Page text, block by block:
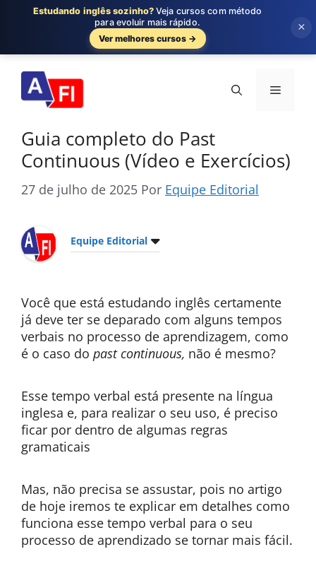
para
conteúdo
Menu
Guia completo do Past
Continuous (Vídeo e Exercícios)
27 de julho de 2025 Por Equipe Editorial
Equipe Editorial
Você que está estudando inglês certamente
já deve ter se deparado com alguns tempos
verbais no processo de aprendizagem, como
é o caso do past continuous, não é mesmo?
Esse tempo verbal está presente na língua
inglesa e, para realizar o seu uso, é preciso
ficar por dentro de algumas regras
gramaticais
Mas, não precisa se assustar, pois no artigo
de hoje iremos te explicar em detalhes como
funciona esse tempo verbal para o seu
processo de aprendizado se tornar mais fácil.
Estudando inglês sozinho? Veja cursos com método
para evoluir mais rápido.
Ver melhores cursos →
×